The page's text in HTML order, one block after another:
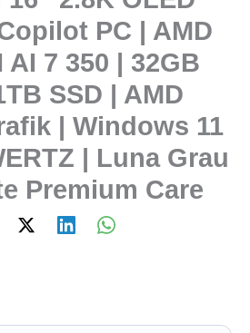
PC | AMD
AI 7 350 | 32GB
SSD | AMD
| Windows 11
| Luna Grau
Premium Care